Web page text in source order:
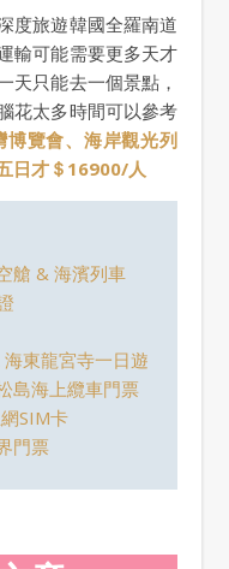
度旅遊韓國全羅南道
輸可能需要更多天才
天只能去一個景點，
花太多時間可以參考
覽會、海岸觀光列
日才＄16900/人
艙 & 海濱列車
東龍宮寺一日遊
島海上纜車門票
SIM卡
門票